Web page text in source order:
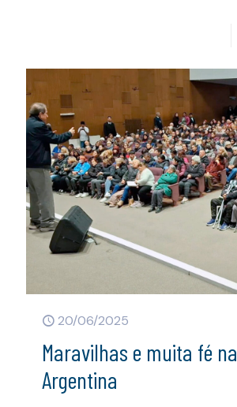
20/06/2025
Maravilhas e muita fé na
Argentina